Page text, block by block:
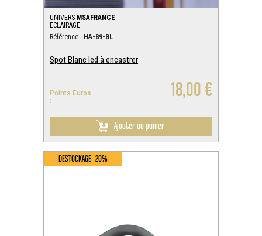
UNIVERS MSAFRANCE
ECLAIRAGE
Référence : HA-89-BL
Spot Blanc led à encastrer
Points Euros
:
18,00 €
Ajouter au panier
DESTOCKAGE -20%